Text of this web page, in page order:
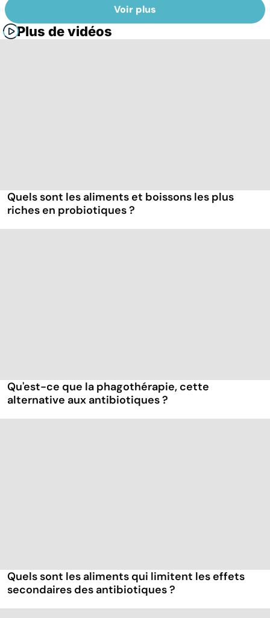
Voir plus
Plus de vidéos
Quels sont les aliments et boissons les plus
riches en probiotiques ?
Qu'est-ce que la phagothérapie, cette
alternative aux antibiotiques ?
Quels sont les aliments qui limitent les effets
secondaires des antibiotiques ?